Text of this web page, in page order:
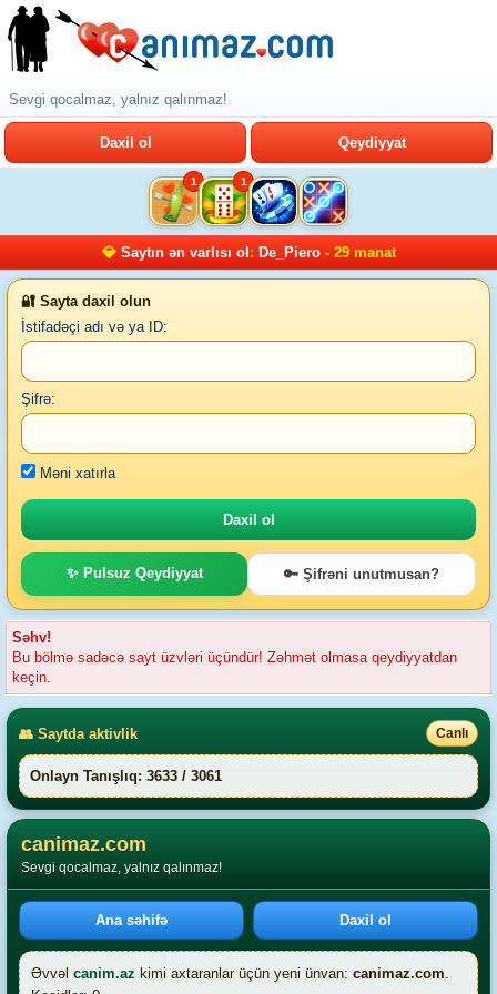
Sevgi qocalmaz, yalnız qalınmaz!
Daxil ol Qeydiyyat
1 1
💎 Saytın ən varlısı ol : De_Piero- 29 manat
🔐 Sayta daxil olun
İstifadəçi adı və ya ID:
Şifrə:
Məni xatırla
✨ Pulsuz Qeydiyyat 🔑 Şifrəni unutmusan?
Səhv!
Bu bölmə sadəcə sayt üzvləri üçündür! Zəhmət olmasa qeydiyyatdan
keçin.
👥 Saytda aktivlik Canlı
Onlayn Tanışlıq: 3633 / 3061
canimaz.com
Sevgi qocalmaz, yalnız qalınmaz!
Ana səhifə Daxil ol
Əvvəl canim.az kimi axtaranlar üçün yeni ünvan: canimaz.com.